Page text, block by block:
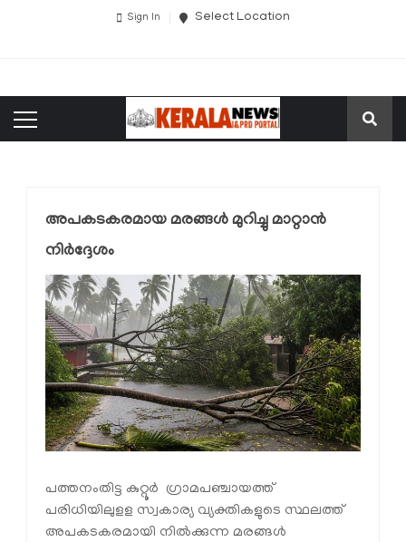
Sign In Select Location
അപകടകരമായ മരങ്ങള്‍ മുറിച്ചു മാറ്റാൻ
നിർദ്ദേശം
പത്തനംതിട്ട കുറ്റൂര്‍ ഗ്രാമപഞ്ചായത്ത്
പരിധിയിലുളള സ്വകാര്യ വ്യക്തികളുടെ സ്ഥലത്ത്
അപകടകരമായി നില്‍ക്കുന്ന മരങ്ങള്‍